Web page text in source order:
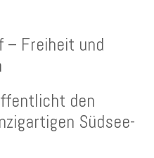
– Freiheit und
den
Südsee-